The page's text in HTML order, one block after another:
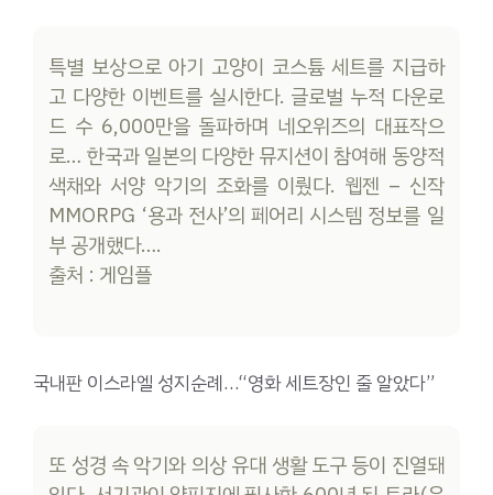
특별 보상으로 아기 고양이 코스튬 세트를 지급하
고 다양한 이벤트를 실시한다. 글로벌 누적 다운로
드 수 6,000만을 돌파하며 네오위즈의 대표작으
로… 한국과 일본의 다양한 뮤지션이 참여해 동양적
색채와 서양 악기의 조화를 이뤘다. 웹젠 – 신작
MMORPG ‘용과 전사’의 페어리 시스템 정보를 일
부 공개했다….
출처 : 게임플
국내판 이스라엘 성지순례…“영화 세트장인 줄 알았다”
또 성경 속 악기와 의상 유대 생활 도구 등이 진열돼